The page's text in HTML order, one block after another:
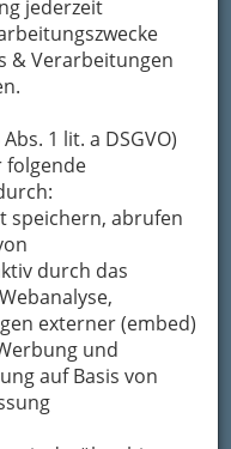
jederzeit
& Verarbeitungen
1 lit. a DSGVO)
folgende
speichern, abrufen
durch das
externer (embed)
und
auf Basis von
Mail an das
GesmbH